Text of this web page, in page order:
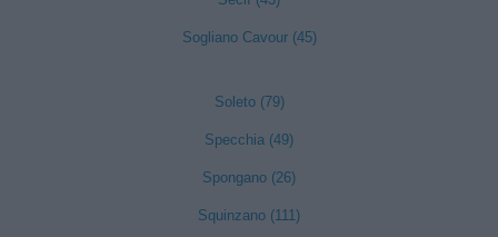
Sogliano Cavour (45)
Soleto (79)
Specchia (49)
Spongano (26)
Squinzano (111)